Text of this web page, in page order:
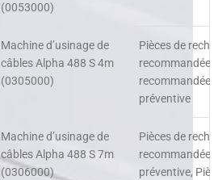
(0053000)
Machine d’usinage de
câbles Alpha 488 S 4m
(0305000)
Pièces de
préventive
Machine d’usinage de
câbles Alpha 488 S 7m
(0306000)
Pièces de
préventive,